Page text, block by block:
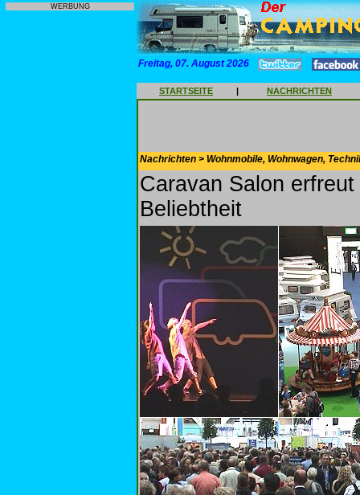
WERBUNG
Freitag, 07. August 2026
STARTSEITE | NACHRICHTEN
Nachrichten > Wohnmobile, Wohnwagen,
Caravan Salon
Beliebtheit